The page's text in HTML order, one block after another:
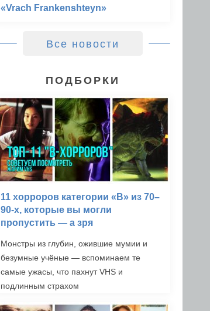
«Vrach Frankenshteyn»
Все новости
ПОДБОРКИ
11 хорроров категории «B» из 70–
90-х, которые вы могли
пропустить — а зря
Монстры из глубин, ожившие мумии и
безумные учёные — вспоминаем те
самые ужасы, что пахнут VHS и
подлинным страхом